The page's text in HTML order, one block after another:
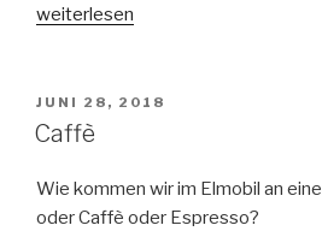
„Riva
Lago
di
weiterlesen
VERÖFFENTLICHT
AM
JUNI 28, 2018
Caffè
Wie kommen wir im Elmobil an
oder Caffè oder Espresso?